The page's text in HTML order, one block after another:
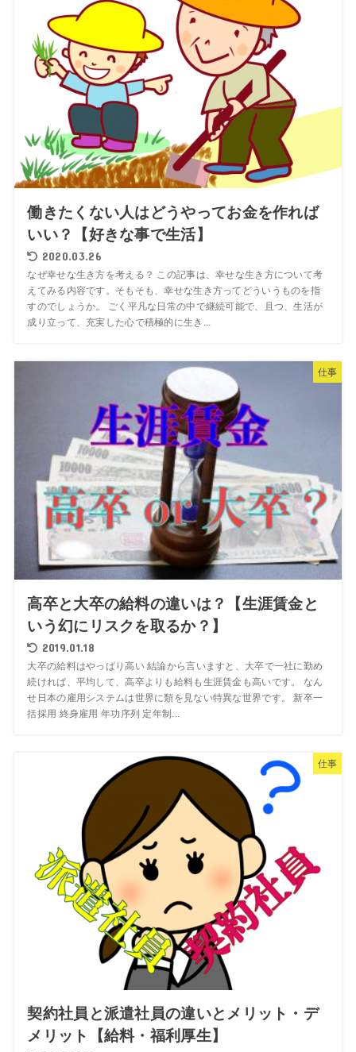
働きたくない人はどうやってお金を作れば
いい？【好きな事で生活】
2020.03.26
なぜ幸せな生き方を考える？ この記事は、幸せな生き方について考
えてみる内容です。そもそも、幸せな生き方ってどういうものを指
すのでしょうか。 ごく平凡な日常の中で継続可能で、且つ、生活が
成り立って、充実した心で積極的に生き...
仕事
高卒と大卒の給料の違いは？【生涯賃金と
いう幻にリスクを取るか？】
2019.01.18
大卒の給料はやっぱり高い 結論から言いますと、大卒で一社に勤め
続ければ、平均して、高卒よりも給料も生涯賃金も高いです。 なん
せ日本の雇用システムは世界に類を見ない特異な世界です。 新卒一
括採用 終身雇用 年功序列 定年制...
仕事
契約社員と派遣社員の違いとメリット・デ
メリット【給料・福利厚生】